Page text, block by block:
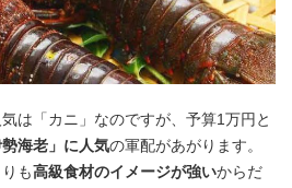
は「カニ」なのですが、予算1万円と
海老」に人気の軍配があがります。
も高級食材のイメージが強いからだ